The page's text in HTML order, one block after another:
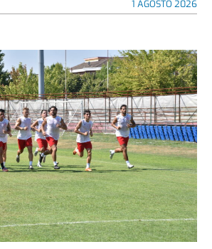
1 AGOSTO 2026